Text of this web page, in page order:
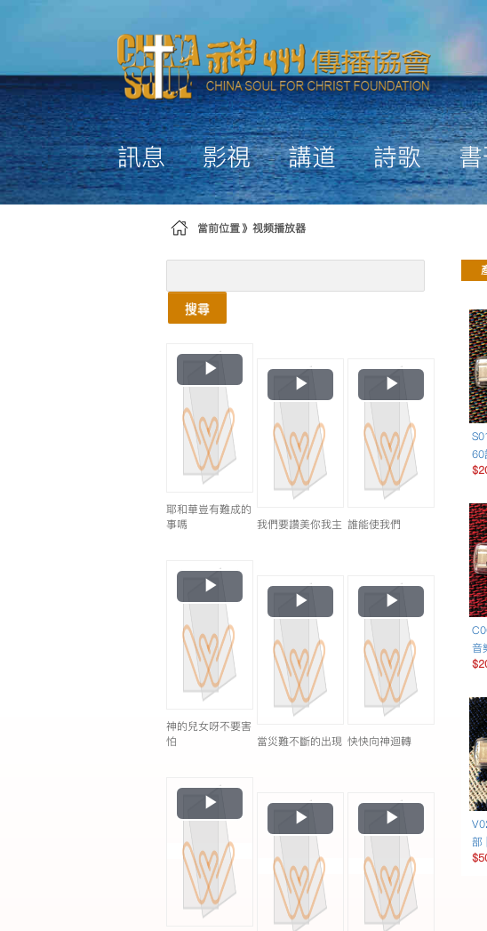
訊息 影視 講道 詩歌
當前位置 视频播放器
搜尋
Play
Video
耶和華豈有難成的
事嗎
Play
Video
我們要讚美你我主
Play
Video
誰能使我們
Play
Video
神的兒女呀不要害
怕
Play
Video
當災難不斷的出現
Play
Video
快快向神迴轉
Play
Video Play
Video
Play
Video
60
音
部